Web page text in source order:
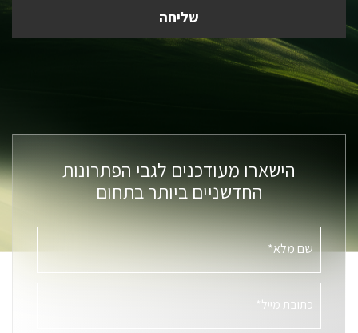
הישארו מעודכנים לגבי הפתרונות
החדשניים ביותר בתחום
שם מלא*
כתובת מייל*